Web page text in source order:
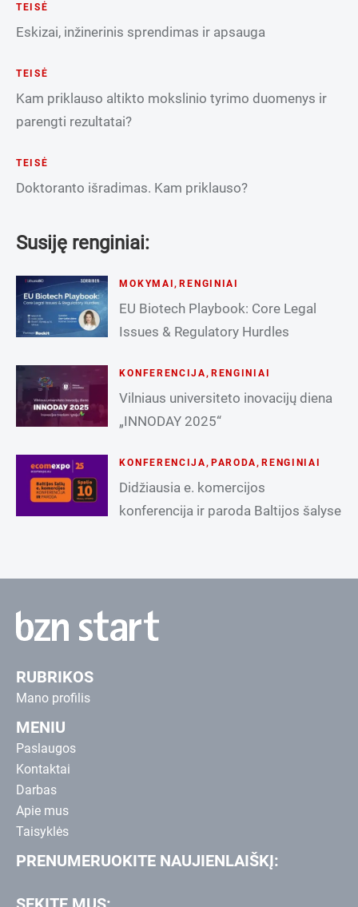
TEISĖ
Eskizai, inžinerinis sprendimas ir apsauga
TEISĖ
Kam priklauso altikto mokslinio tyrimo duomenys ir
parengti rezultatai?
TEISĖ
Doktoranto išradimas. Kam priklauso?
Susiję renginiai:
MOKYMAI ,RENGINIAI
EU Biotech Playbook: Core Legal
Issues & Regulatory Hurdles
KONFERENCIJA , RENGINIAI
Vilniaus universiteto inovacijų diena
„INNODAY 2025“
KONFERENCIJA , PARODA ,RENGINIAI
Didžiausia e. komercijos
konferencija ir paroda Baltijos šalyse
RUBRIKOS
Mano profilis
MENIU
Paslaugos
Kontaktai
Darbas
Apie mus
Taisyklės
PRENUMERUOKITE NAUJIENLAIŠKĮ: